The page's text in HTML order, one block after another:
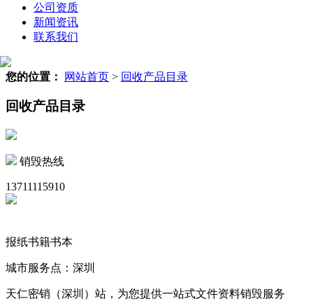
公司资质
新闻资讯
联系我们
您的位置： 网站首页 > 回收产品目录
回收产品目录
销毁热线
13711115910
报纸书籍书本
城市服务点：深圳
天仁密销（深圳）站，为您提供一站式文件资料销毁服务